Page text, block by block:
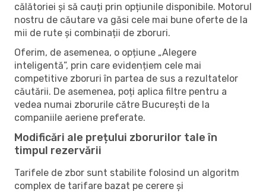
călătoriei și să cauți prin opțiunile disponibile. Motorul
nostru de căutare va găsi cele mai bune oferte de la
mii de rute și combinații de zboruri.
Oferim, de asemenea, o opțiune „Alegere
inteligentă”, prin care evidențiem cele mai
competitive zboruri în partea de sus a rezultatelor
căutării. De asemenea, poți aplica filtre pentru a
vedea numai zborurile către București de la
companiile aeriene preferate.
Modificări ale prețului zborurilor tale în
timpul rezervării
Tarifele de zbor sunt stabilite folosind un algoritm
complex de tarifare bazat pe cerere și